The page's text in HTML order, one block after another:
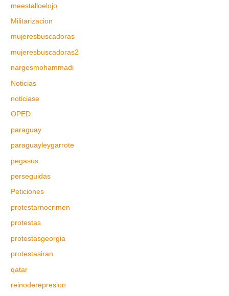
meestalloelojo
Militarizacion
mujeresbuscadoras
mujeresbuscadoras2
nargesmohammadi
Noticias
noticiase
OPED
paraguay
paraguayleygarrote
pegasus
perseguidas
Peticiones
protestarnocrimen
protestas
protestasgeorgia
protestasiran
qatar
reinoderepresion